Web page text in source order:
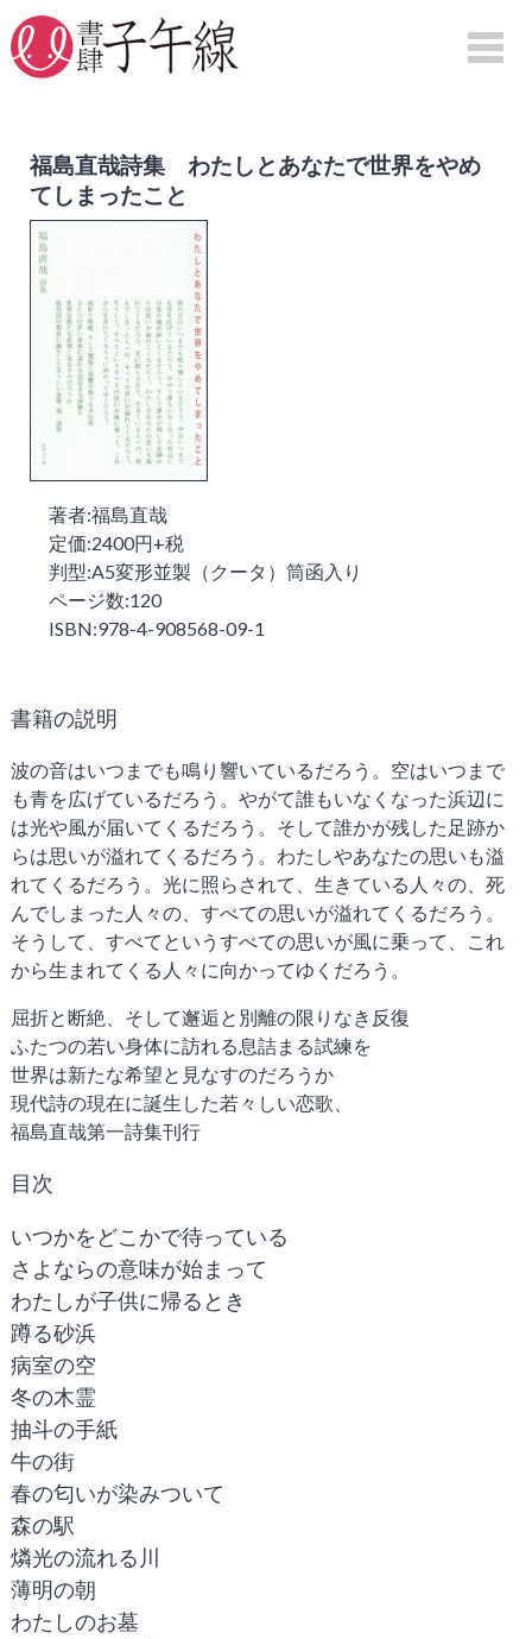
刊行物案内
詩集
句集
評論
映画
図録
紀行
雑誌「子午線 原理・形態・批評」
創刊の辞
雑誌 子午線
ご注文方法
お問い合わせ
書肆子午線について
福島直哉詩集 わたしとあなたで世界をやめ
てしまったこと
著者:福島直哉
定価:2400円+税
判型:A5変形並製（クータ）筒函入り
ページ数:120
ISBN:978-4-908568-09-1
書籍の説明
波の音はいつまでも鳴り響いているだろう。空はいつまで
も青を広げているだろう。やがて誰もいなくなった浜辺に
は光や風が届いてくるだろう。そして誰かが残した足跡か
らは思いが溢れてくるだろう。わたしやあなたの思いも溢
れてくるだろう。光に照らされて、生きている人々の、死
んでしまった人々の、すべての思いが溢れてくるだろう。
そうして、すべてというすべての思いが風に乗って、これ
から生まれてくる人々に向かってゆくだろう。
屈折と断絶、そして邂逅と別離の限りなき反復
ふたつの若い身体に訪れる息詰まる試練を
世界は新たな希望と見なすのだろうか
現代詩の現在に誕生した若々しい恋歌、
福島直哉第一詩集刊行
目次
いつかをどこかで待っている
さよならの意味が始まって
わたしが子供に帰るとき
蹲る砂浜
病室の空
冬の木霊
抽斗の手紙
牛の街
春の匂いが染みついて
森の駅
燐光の流れる川
薄明の朝
わたしのお墓